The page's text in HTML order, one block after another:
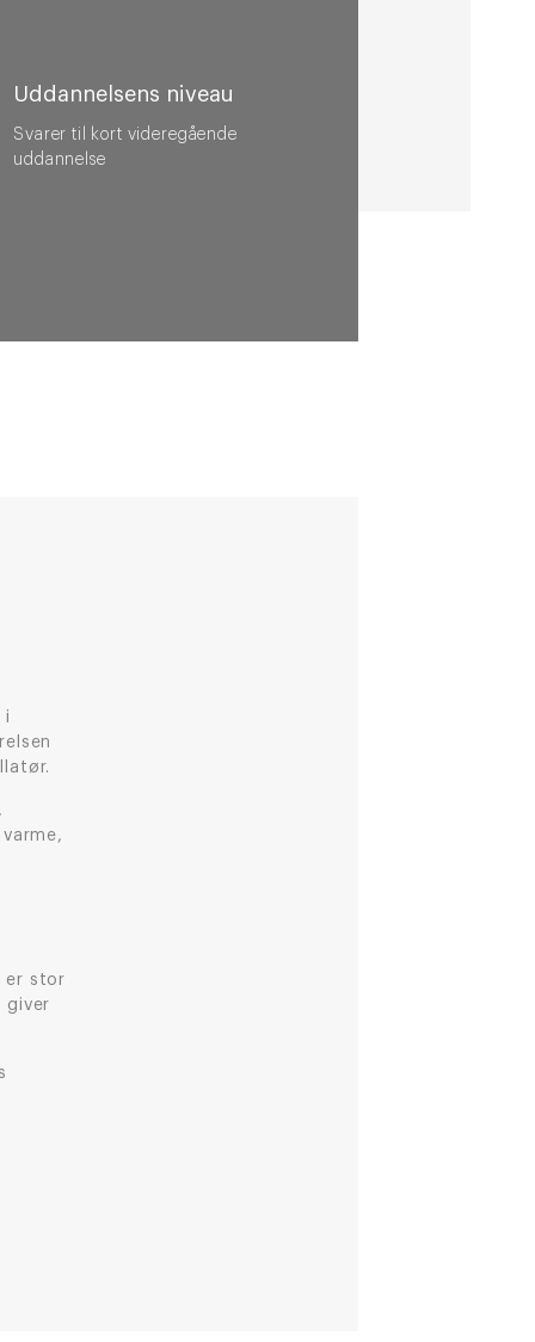
Uddannelsens niveau
Svarer til kort videregående
uddannelse
i
er stor
giver